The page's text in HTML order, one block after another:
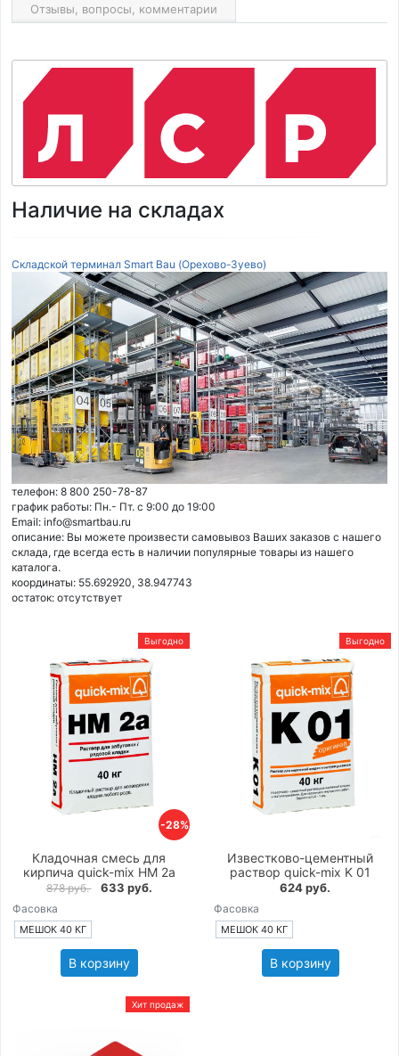
Отзывы, вопросы, комментарии
Наличие на складах
Складской терминал Smart Bau (Орехово-Зуево)
телефон: 8 800 250-78-87
график работы: Пн.- Пт. с 9:00 до 19:00
Email: info@smartbau.ru
описание: Вы можете произвести самовывоз Ваших заказов с нашего
склада, где всегда есть в наличии популярные товары из нашего
каталога.
координаты: 55.692920, 38.947743
остаток: отсутствует
-28%
Выгодно
Кладочная смесь для
кирпича quick-mix HM 2a
878 руб. 633 руб.
Фасовка
МЕШОК 40 КГ
В корзину
Выгодно
Известково-цементный
раствор quick-mix K 01
624 руб.
Фасовка
МЕШОК 40 КГ
В корзину
Хит продаж